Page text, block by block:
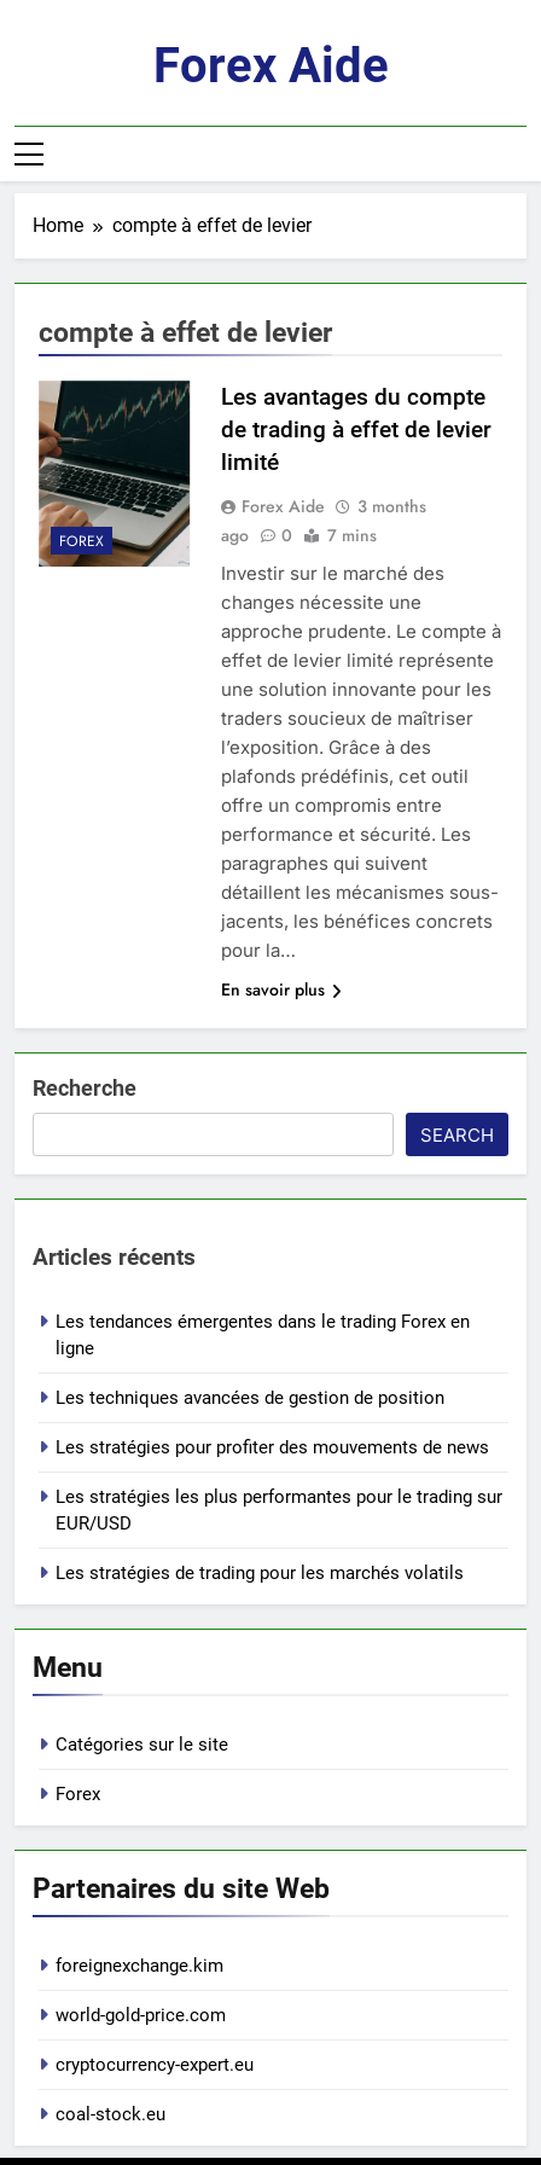
Forex Aide
Home compte à effet de levier
compte à effet de levier
FOREX
Les avantages du compte
de trading à effet de levier
limité
Forex Aide
3 months
ago
0 7 mins
Investir sur le marché des
changes nécessite une
approche prudente. Le compte à
effet de levier limité représente
une solution innovante pour les
traders soucieux de maîtriser
l’exposition. Grâce à des
plafonds prédéfinis, cet outil
offre un compromis entre
performance et sécurité. Les
paragraphes qui suivent
détaillent les mécanismes sous-
jacents, les bénéfices concrets
pour la…
En savoir plus
Recherche
SEARCH
Articles récents
Les tendances émergentes dans le trading Forex en
ligne
Les techniques avancées de gestion de position
Les stratégies pour profiter des mouvements de news
Les stratégies les plus performantes pour le trading sur
EUR/USD
Les stratégies de trading pour les marchés volatils
Menu
Catégories sur le site
Forex
Partenaires du site Web
foreignexchange.kim
world-gold-price.com
cryptocurrency-expert.eu
coal-stock.eu